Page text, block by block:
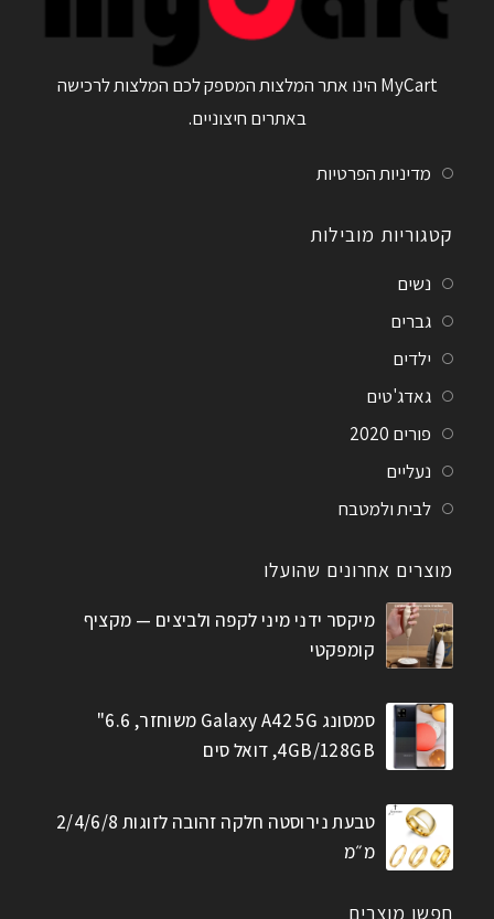
MyCart הינו אתר המלצות המספק לכם המלצות לרכישה
באתרים חיצוניים.
מדיניות הפרטיות
קטגוריות מובילות
נשים
גברים
ילדים
גאדג'טים
פורים 2020
נעליים
לבית ולמטבח
מוצרים אחרונים שהועלו
מיקסר ידני מיני לקפה ולביצים — מקציף
קומפקטי
סמסונג Galaxy A42 5G משוחזר, 6.6"
4GB/128GB, דואל סים
טבעת נירוסטה חלקה זהובה לזוגות 2/4/6/8
מ״מ
חפשו מוצרים